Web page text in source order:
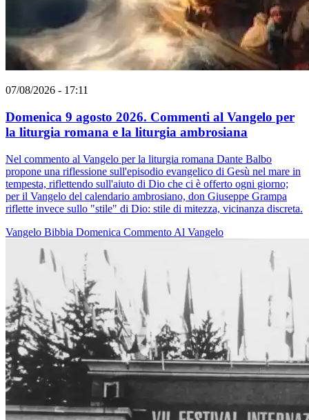
07/08/2026 - 17:11
Domenica 9 agosto 2026. Commenti al Vangelo per
la liturgia romana e la liturgia ambrosiana
Nel commento al Vangelo per la liturgia romana Dante Balbo
propone una riflessione sull'episodio evangelico di Gesù nel mare in
tempesta, riflettendo sull'aiuto di Dio che ci è offerto ogni giorno;
per il Vangelo del calendario ambrosiano, don Giuseppe Grampa
riflette invece sullo "stile" di Dio: stile di mitezza, vicinanza discreta.
Vangelo Bibbia Domenica Commento Al Vangelo